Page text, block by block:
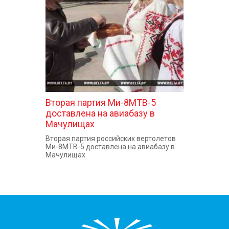
КОНТАКТЫ
Вторая партия Ми-8МТВ-5
доставлена на авиабазу в
Мачулищах
Вторая партия российских вертолетов
Ми-8МТВ-5 доставлена на авиабазу в
Мачулищах